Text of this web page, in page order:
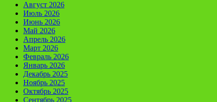
Август 2026
Июль 2026
Июнь 2026
Май 2026
Апрель 2026
Март 2026
Февраль 2026
Январь 2026
Декабрь 2025
Ноябрь 2025
Октябрь 2025
Сентябрь 2025